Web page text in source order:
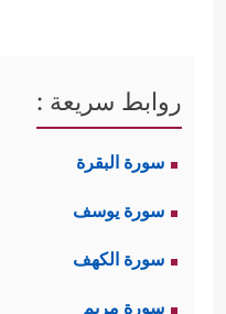
روابط سريعة :
سورة البقرة
سورة يوسف
سورة الكهف
سورة مريم